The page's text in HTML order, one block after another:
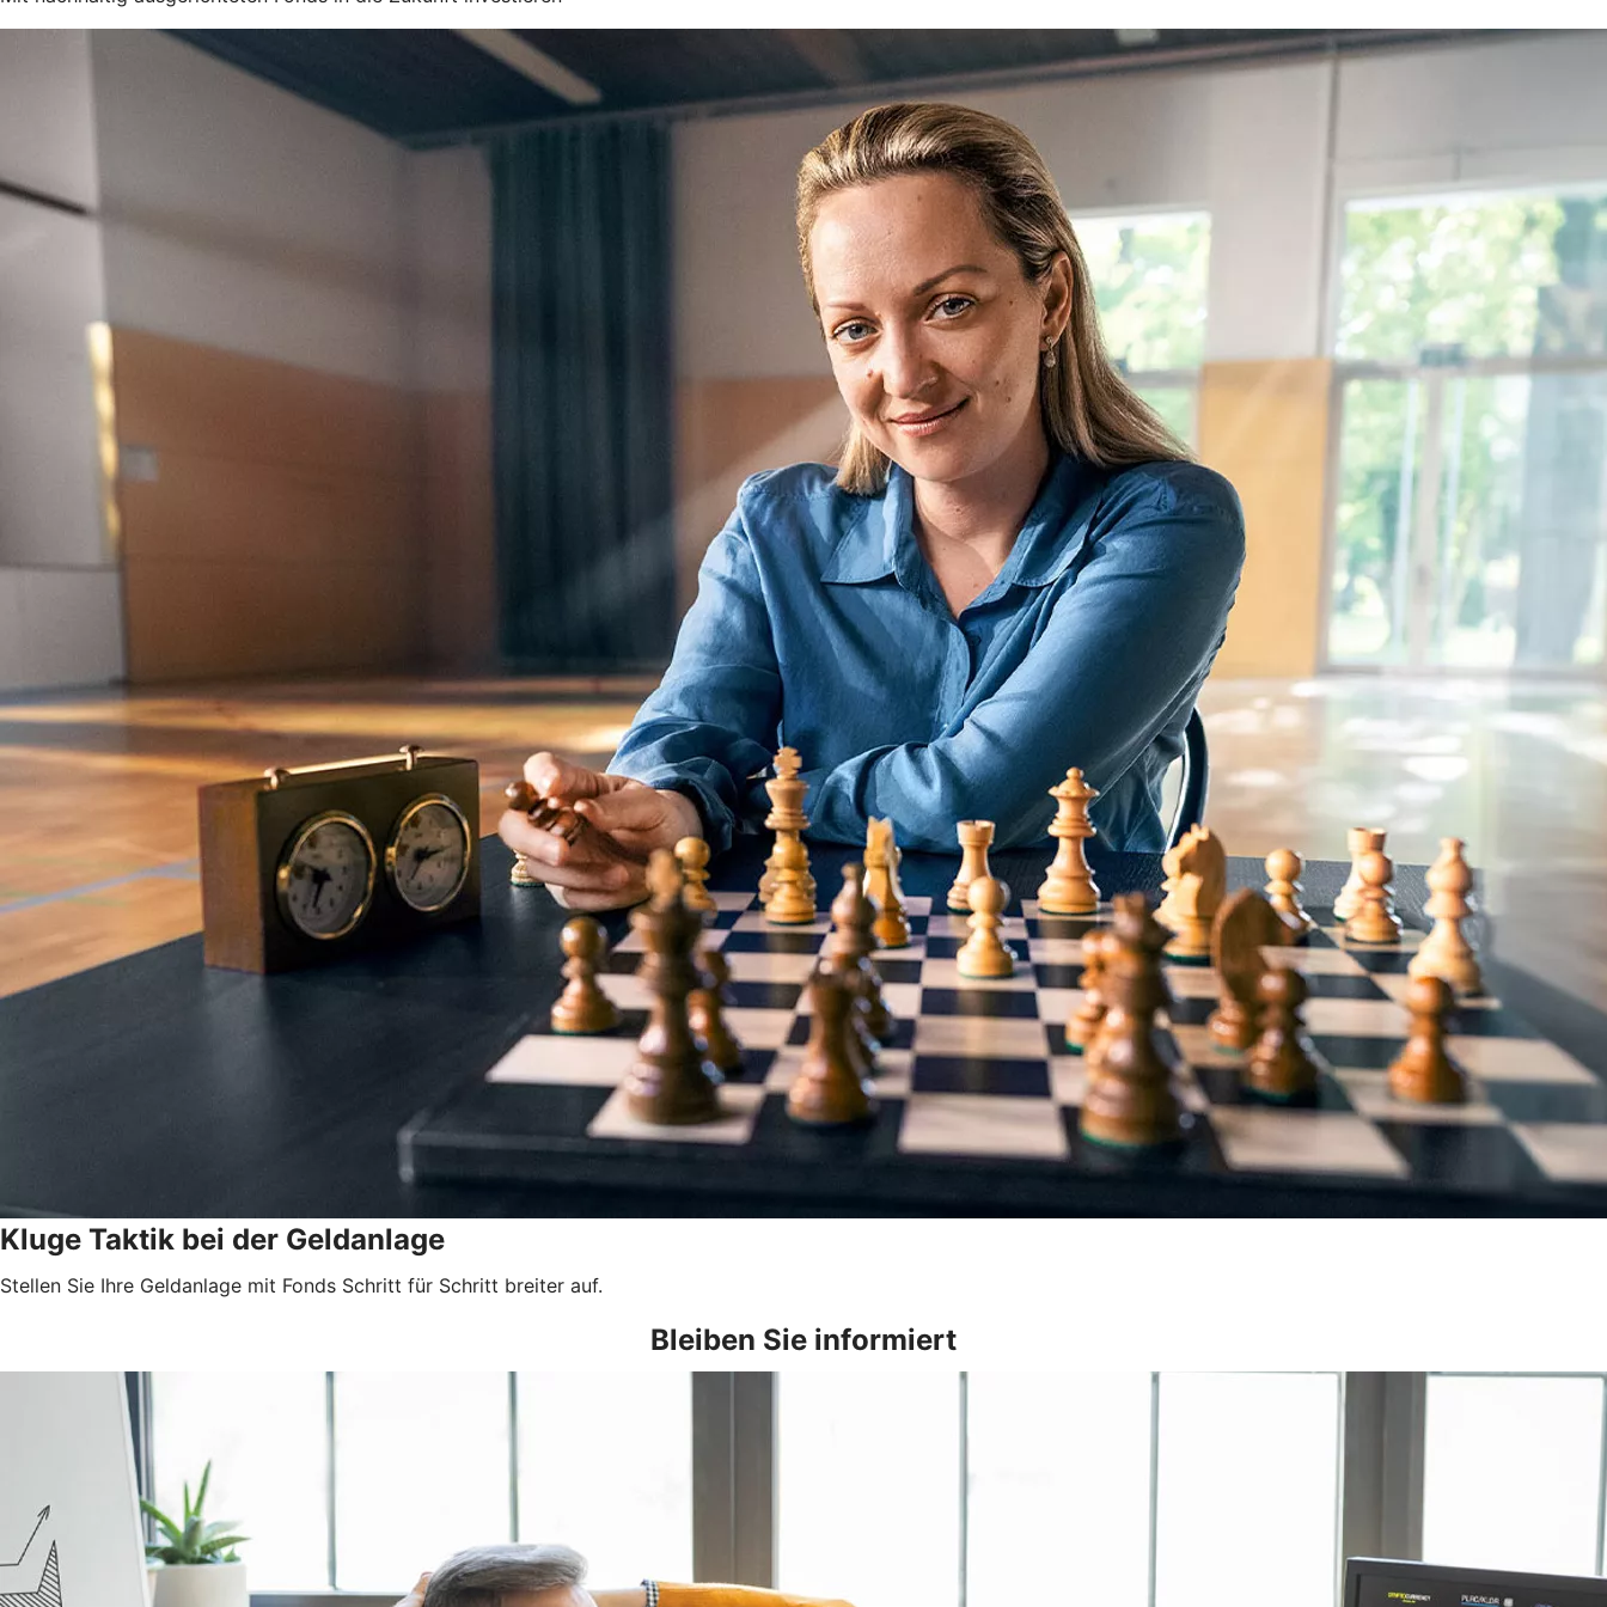
Kluge Taktik bei der Geldanlage
Stellen Sie Ihre Geldanlage mit Fonds Schritt für Schritt breiter auf.
Bleiben Sie informiert